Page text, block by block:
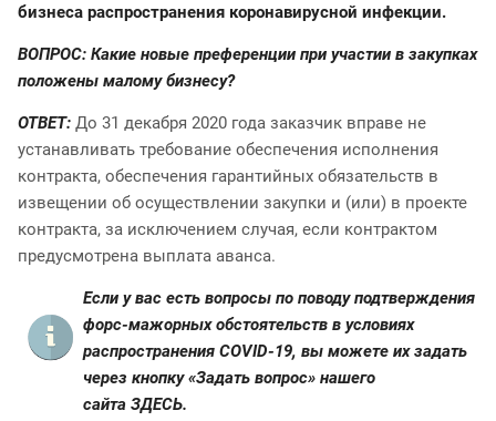
бизнеса распространения коронавирусной инфекции.
ВОПРОС: Какие новые преференции при участии в закупках
положены малому бизнесу?
ОТВЕТ: До 31 декабря 2020 года заказчик вправе не
устанавливать требование обеспечения исполнения
контракта, обеспечения гарантийных обязательств в
извещении об осуществлении закупки и (или) в проекте
контракта, за исключением случая, если контрактом
предусмотрена выплата аванса.
Если у вас есть вопросы по поводу подтверждения
форс-мажорных обстоятельств в условиях
распространения COVID-19, вы можете их задать
через кнопку «Задать вопрос» нашего
сайта ЗДЕСЬ.